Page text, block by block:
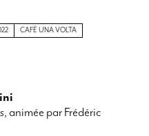
CAFÉ UNA VOLTA
, animée par Frédéric